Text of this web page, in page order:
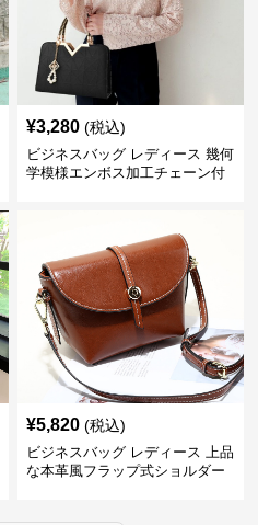
¥3,280 (税込)
ビジネスバッグ レディース 幾何
学模様エンボス加工チェーン付
¥5,820 (税込)
ビジネスバッグ レディース 上品
な本革風フラップ式ショルダー